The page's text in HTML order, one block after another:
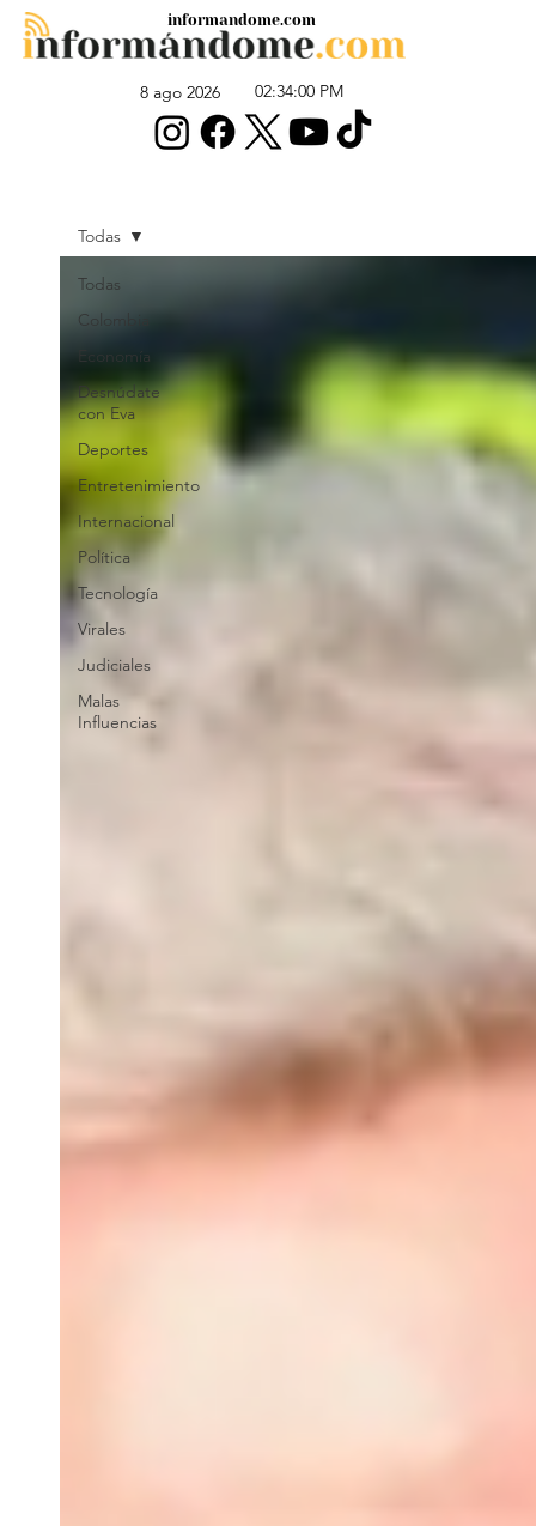
8 ago 2026 02:34:00 PM
informandome.com
Todas
Colombia
Economía
Desnúdate
con Eva
Deportes
Entretenimiento
Internacional
Política
Tecnología
Virales
Judiciales
Malas
Influencias
Todas